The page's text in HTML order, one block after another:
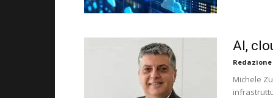
AI,
Michele